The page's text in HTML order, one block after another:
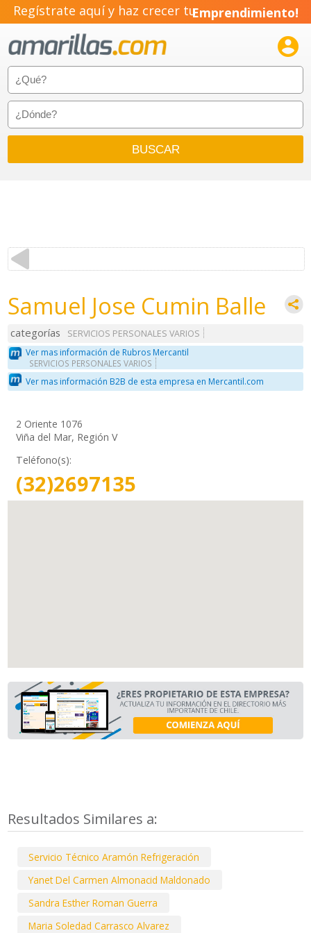
Regístrate aquí y haz crecer tuEmprendimiento!

Samuel Jose Cumin Balle
categorías
SERVICIOS PERSONALES VARIOS
Ver mas información de Rubros Mercantil
SERVICIOS PERSONALES VARIOS
Ver mas información B2B de esta empresa en Mercantil.com
2 Oriente 1076
Viña del Mar, Región V
Teléfono(s):
(32)2697135
Resultados Similares a:
Servicio Técnico Aramón Refrigeración
Yanet Del Carmen Almonacid Maldonado
Sandra Esther Roman Guerra
Maria Soledad Carrasco Alvarez